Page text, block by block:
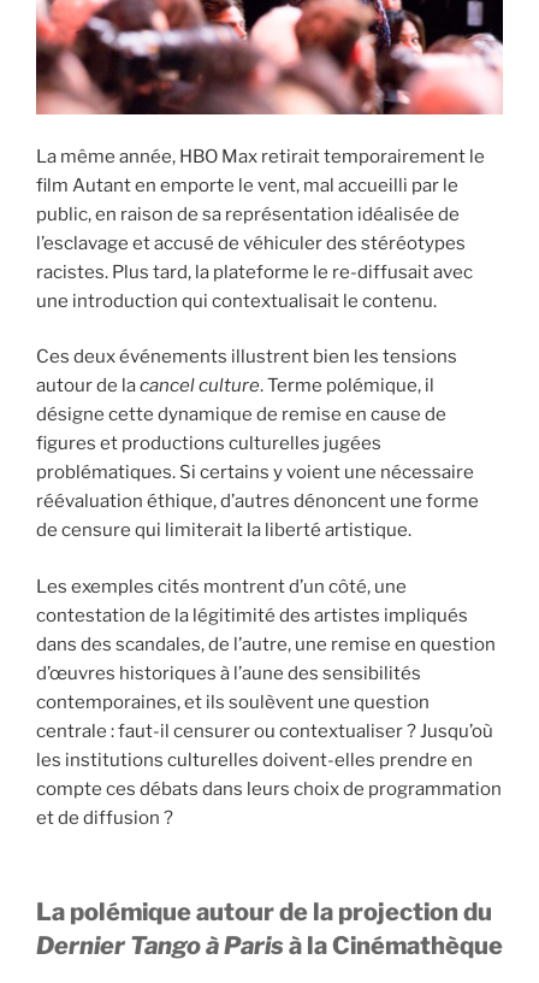
La même année, HBO Max retirait temporairement le
film Autant en emporte le vent, mal accueilli par le
public, en raison de sa représentation idéalisée de
l’esclavage et accusé de véhiculer des stéréotypes
racistes. Plus tard, la plateforme le re-diffusait avec
une introduction qui contextualisait le contenu.
Ces deux événements illustrent bien les tensions
autour de lacancel culture. Terme polémique, il
désigne cette dynamique de remise en cause de
figures et productions culturelles jugées
problématiques. Si certains y voient une nécessaire
réévaluation éthique, d’autres dénoncent une forme
de censure qui limiterait la liberté artistique.
Les exemples cités montrent d’un côté, une
contestation de la légitimité des artistes impliqués
dans des scandales, de l’autre, une remise en question
d’œuvres historiques à l’aune des sensibilités
contemporaines, et ils soulèvent une question
centrale : faut-il censurer ou contextualiser ? Jusqu’où
les institutions culturelles doivent-elles prendre en
compte ces débats dans leurs choix de programmation
et de diffusion ?
La polémique autour de la projection du
Dernier Tango à Paris à la Cinémathèque